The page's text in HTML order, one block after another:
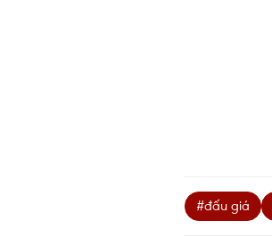
#đấu giá